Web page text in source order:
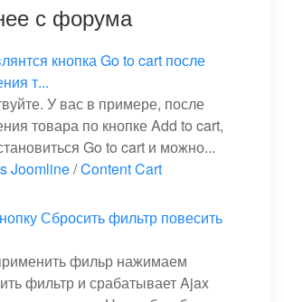
с форума
кнопка Go to cart после
т...
У вас в примере, после
товара по кнопке Add to cart,
Go to cart и можно...
Joomline/Content Cart
Сбросить фильтр повесить
фильр нажимаем
фильтр и срабатывает Ajax